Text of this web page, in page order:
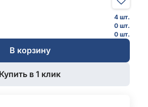
4 шт.
0 шт.
0 шт.
В корзину
Купить в 1 клик